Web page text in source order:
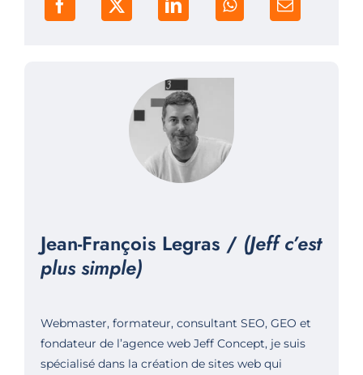
Jean-François Legras / (Jeff c’est
plus simple)
Webmaster, formateur, consultant SEO, GEO et
fondateur de l’agence web Jeff Concept, je suis
spécialisé dans la création de sites web qui